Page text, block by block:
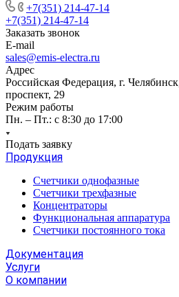
+7(351) 214-47-14
+7(351) 214-47-14
Заказать звонок
E-mail
sales@emis-electra.ru
Адрес
Российская Федерация, г.
проспект, 29
Режим работы
Пн. – Пт.: с 8:30 до 17:00
Подать заявку
Продукция
Счетчики однофазные
Счетчики трехфазные
Концентраторы
Функциональная аппаратура
Счетчики постоянного тока
Документация
Услуги
О компании